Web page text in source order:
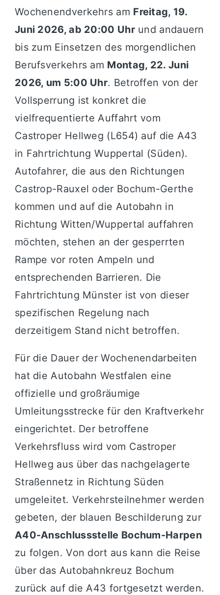
Wochenendverkehrs am Freitag, 19.
Juni 2026, ab 20:00 Uhrund andauern
bis zum Einsetzen des morgendlichen
Berufsverkehrs am Montag, 22. Juni
2026, um 5:00 Uhr. Betroffen von der
Vollsperrung ist konkret die
vielfrequentierte Auffahrt vom
Castroper Hellweg (L654) auf die A43
in Fahrtrichtung Wuppertal (Süden).
Autofahrer, die aus den Richtungen
Castrop-Rauxel oder Bochum-Gerthe
kommen und auf die Autobahn in
Richtung Witten/Wuppertal auffahren
möchten, stehen an der gesperrten
Rampe vor roten Ampeln und
entsprechenden Barrieren. Die
Fahrtrichtung Münster ist von dieser
spezifischen Regelung nach
derzeitigem Stand nicht betroffen.
Für die Dauer der Wochenendarbeiten
hat die Autobahn Westfalen eine
offizielle und großräumige
Umleitungsstrecke für den Kraftverkehr
eingerichtet. Der betroffene
Verkehrsfluss wird vom Castroper
Hellweg aus über das nachgelagerte
Straßennetz in Richtung Süden
umgeleitet. Verkehrsteilnehmer werden
gebeten, der blauen Beschilderung zur
A40-Anschlussstelle Bochum-Harpen
zu folgen. Von dort aus kann die Reise
über das Autobahnkreuz Bochum
zurück auf die A43 fortgesetzt werden.